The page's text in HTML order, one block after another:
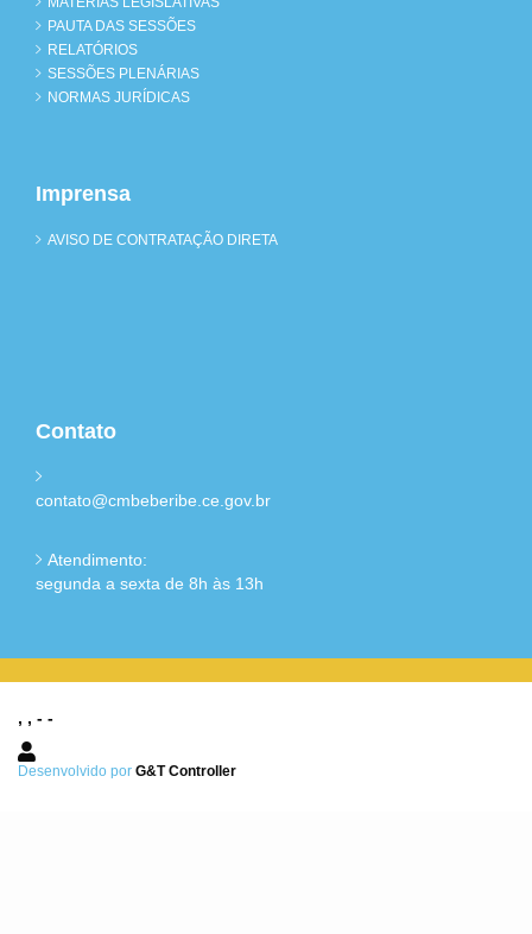
PAUTA DAS SESSÕES
RELATÓRIOS
SESSÕES PLENÁRIAS
NORMAS JURÍDICAS
Imprensa
AVISO DE CONTRATAÇÃO DIRETA
Contato
contato@cmbeberibe.ce.gov.br
Atendimento:
segunda a sexta de 8h às 13h
, , - -
Desenvolvido por G&T Controller